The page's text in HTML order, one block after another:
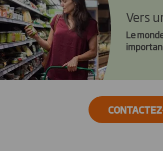
Vers
Le